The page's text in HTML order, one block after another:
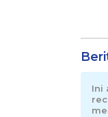
Ini